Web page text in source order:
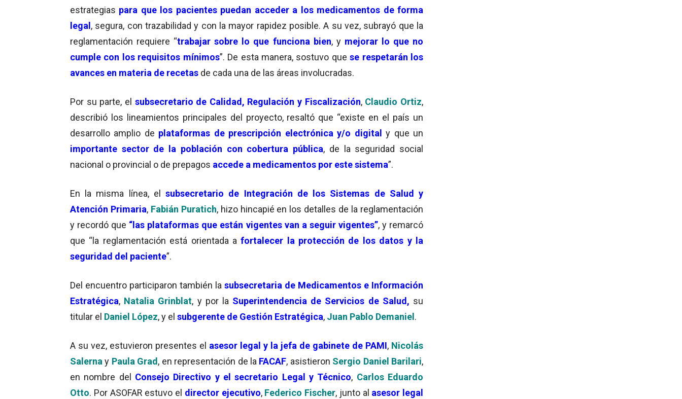
estrategias para que los pacientes puedan acceder a los medicamentos de forma
legal, segura, con trazabilidad y con la mayor rapidez posible. A su vez, subrayó que la
reglamentación requiere “trabajar sobre lo que funciona bien, y mejorar lo que no
cumple con los requisitos mínimos”. De esta manera, sostuvo quese respetarán los
avances en materia de recetas de cada una de las áreas involucradas.
Por su parte, el subsecretario de Calidad, Regulación y Fiscalización, Claudio Ortiz,
describió los lineamientos principales del proyecto, resaltó que “existe en el país un
desarrollo amplio de plataformas de prescripción electrónica y/o digital y que un
importante sector de la población con cobertura pública, de la seguridad social
nacional o provincial o de prepagos accede a medicamentos por este sistema”.
En la misma línea, elsubsecretario de Integración de los Sistemas de Salud y
Atención Primaria, Fabián Puratich, hizo hincapié en los detalles de la reglamentación
y recordó que “las plataformas que están vigentes van a seguir vigentes”, y remarcó
que “la reglamentación está orientada afortalecer la protección de los datos y la
seguridad del paciente”.
Del encuentro participaron también la subsecretaria de Medicamentos e Información
Estratégica, Natalia Grinblat, y por la Superintendencia de Servicios de Salud, su
titular el Daniel López, y el subgerente de Gestión Estratégica, Juan Pablo Demaniel.
A su vez, estuvieron presentes el asesor legal y la jefa de gabinete de PAMI, Nicolás
Salerna y Paula Grad, en representación de la FACAF, asistieron Sergio Daniel Barilari,
en nombre del Consejo Directivo y el secretario Legal y Técnico, Carlos Eduardo
Otto. Por ASOFAR estuvo el director ejecutivo, Federico Fischer, junto al asesor legal